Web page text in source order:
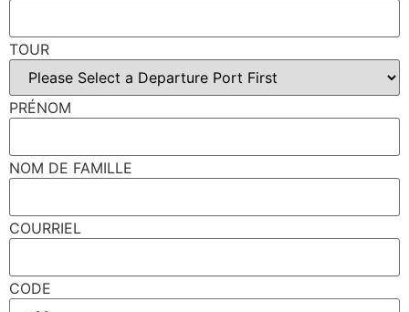
TOUR
PRÉNOM
NOM DE FAMILLE
COURRIEL
CODE